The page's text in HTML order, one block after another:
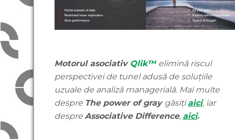
Motorul asociativ Qlik™ elimină riscul
perspectivei de tunel adusă de soluțiile
uzuale de analiză managerială. Mai multe
despre The power of gray găsițiaici, iar
despre Associative Difference, aici.